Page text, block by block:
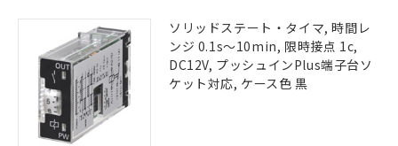
ソリッドステート・タイマ, 時間レ
ンジ 0.1s～10min, 限時接点 1c,
DC12V, プッシュインPlus端子台ソ
ケット対応, ケース色 黒